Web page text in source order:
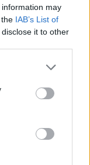
information may
IAB’s List of
it to other
or more Google
You may click to
party tags to
in below Google